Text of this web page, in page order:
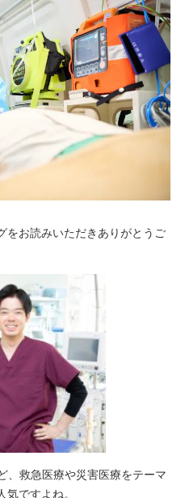
をお読みいただきありがとうご
、救急医療や災害医療をテーマ
ですよね。